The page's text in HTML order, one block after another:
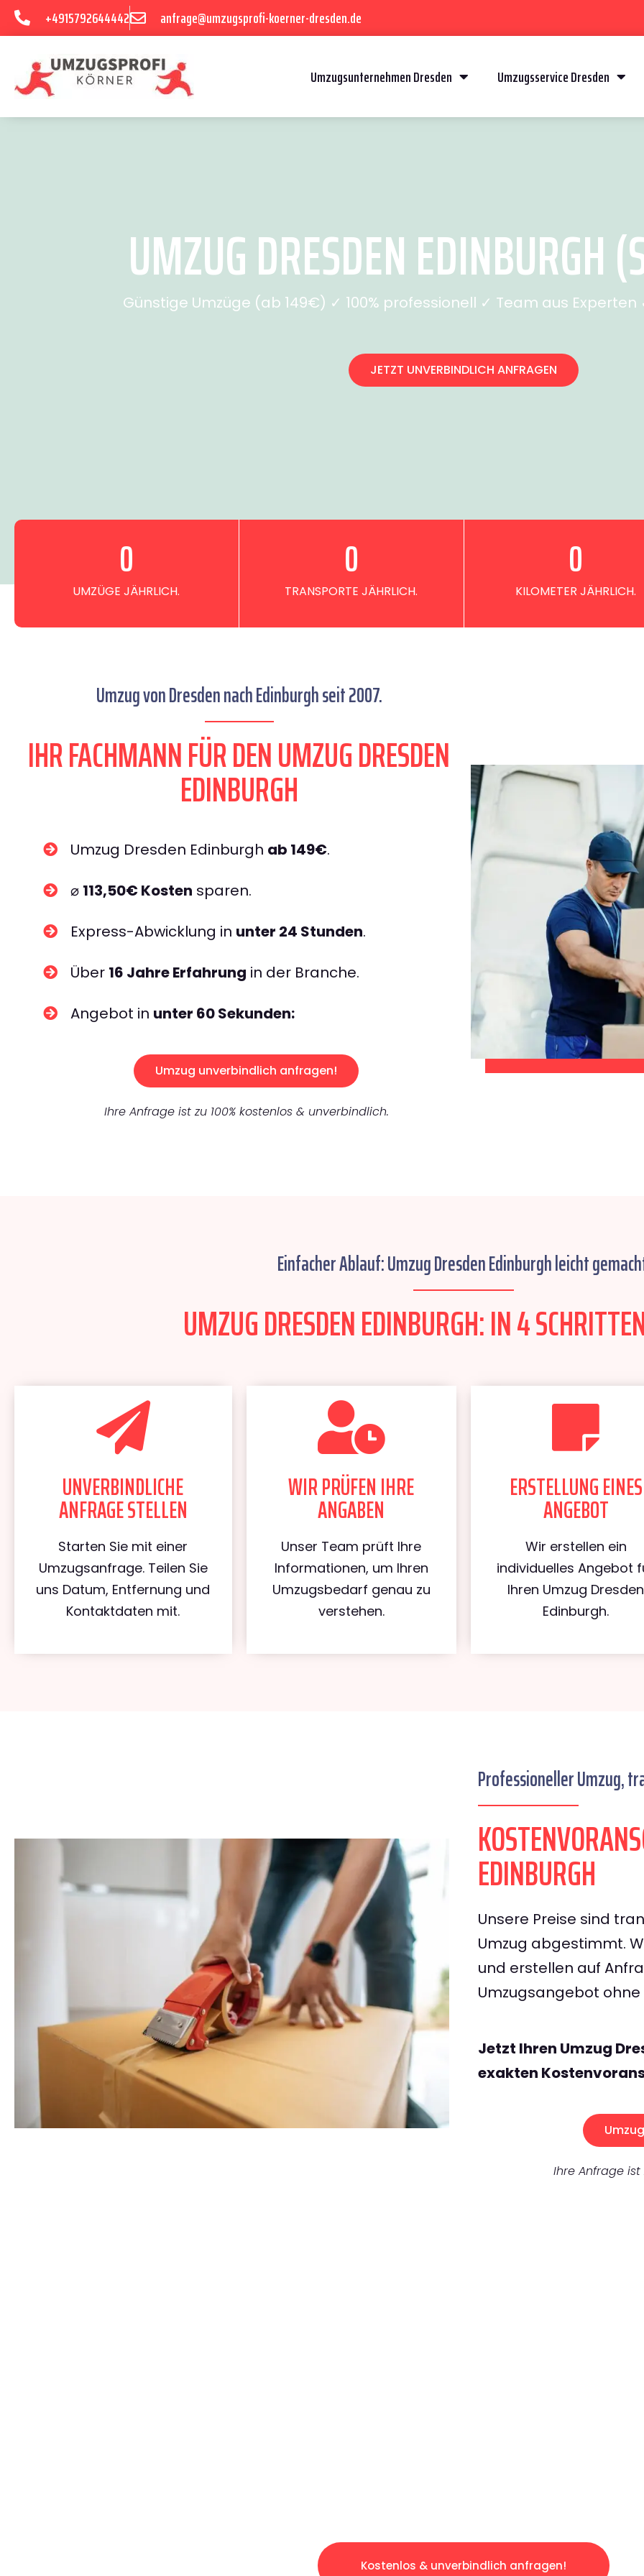
+4915792644442 anfrage@umzugsprofi-koerner-dresden.de
Umzugsunternehmen Dresden Umzugsservice Dresden
UMZUG DRESDEN EDINBURGH
Günstige Umzüge (ab 149€) ✓ 100% professionell ✓ Team aus
JETZT UNVERBINDLICH ANFRAGEN
UMZÜGE JÄHRLICH.
0
TRANSPORTE JÄHRLICH.
0
KILOMETER JÄHRLICH.
0
Umzug von Dresden nach Edinburgh seit 2007.
IHR FACHMANN FÜR DEN UMZUG DRESDEN
EDINBURGH
Umzug Dresden Edinburgh ab 149€.
⌀ 113,50€ Kosten sparen.
Express-Abwicklung in unter 24 Stunden.
Über 16 Jahre Erfahrung in der Branche.
Angebot in unter 60 Sekunden:
Umzug unverbindlich anfragen!
Ihre Anfrage ist zu 100% kostenlos & unverbindlich.
Einfacher Ablauf: Umzug Dresden Edinburgh leicht
UMZUG DRESDEN EDINBURGH: IN 4
UNVERBINDLICHE
ANFRAGE STELLEN
Starten Sie mit einer
Umzugsanfrage. Teilen Sie
uns Datum, Entfernung und
Kontaktdaten mit.
WIR PRÜFEN IHRE
ANGABEN
Unser Team prüft Ihre
Informationen, um Ihren
Umzugsbedarf genau zu
verstehen.
ERSTELLUNG EINES
ANGEBOT
Wir erstellen ein
individuelles Angebot
Ihren Umzug Dresden
Edinburgh.
Professioneller Umzug,
EDINBURGH
Unsere Preise sind
Umzug abgestimmt.
und erstellen auf
Umzugsangebot
Jetzt Ihren Umzug
exakten
Ihre Anfrage ist
Kostenlos & unverbindlich anfragen!